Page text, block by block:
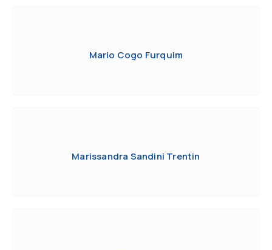
Mario Cogo Furquim
Marissandra Sandini Trentin